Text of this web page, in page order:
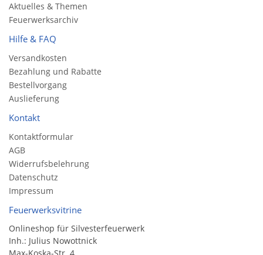
Aktuelles & Themen
Feuerwerksarchiv
Hilfe & FAQ
Versandkosten
Bezahlung und Rabatte
Bestellvorgang
Auslieferung
Kontakt
Kontaktformular
AGB
Widerrufsbelehrung
Datenschutz
Impressum
Feuerwerksvitrine
Onlineshop für Silvesterfeuerwerk
Inh.: Julius Nowottnick